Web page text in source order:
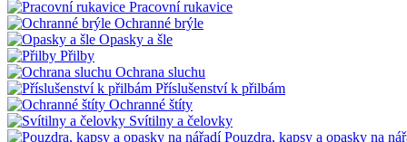
Pracovní rukavice
Ochranné brýle
Opasky a šle
Přilby
Ochrana sluchu
Příslušenství k přilbám
Ochranné štíty
Svítilny a čelovky
Pouzdra, kapsy a opasky na